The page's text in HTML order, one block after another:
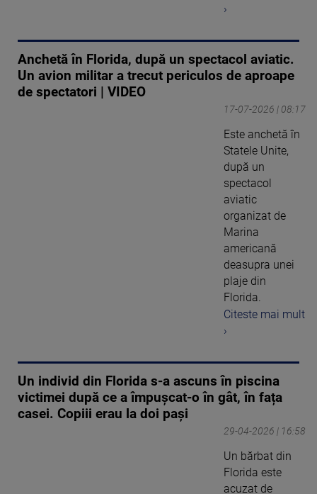
›
Anchetă în Florida, după un spectacol aviatic.
Un avion militar a trecut periculos de aproape
de spectatori | VIDEO
17-07-2026 | 08:17
Este anchetă în
Statele Unite,
după un
spectacol
aviatic
organizat de
Marina
americană
deasupra unei
plaje din
Florida.
Citeste mai mult
›
Un individ din Florida s-a ascuns în piscina
victimei după ce a împușcat-o în gât, în fața
casei. Copiii erau la doi pași
29-04-2026 | 16:58
Un bărbat din
Florida este
acuzat de